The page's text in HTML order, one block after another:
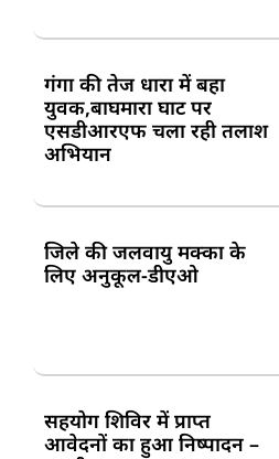
गंगा की तेज धारा में बहा
युवक,बाघमारा घाट पर
एसडीआरएफ चला रही तलाश
अभियान
जिले की जलवायु मक्का के
लिए अनुकूल-डीएओ
सहयोग शिविर में प्राप्त
आवेदनों का हुआ निष्पादन –